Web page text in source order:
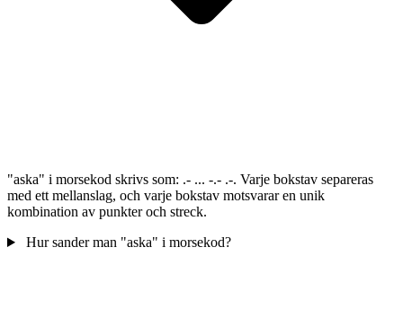
"aska" i morsekod skrivs som: .- ... -.- .-. Varje bokstav separeras
med ett mellanslag, och varje bokstav motsvarar en unik
kombination av punkter och streck.
Hur sander man "aska" i morsekod?